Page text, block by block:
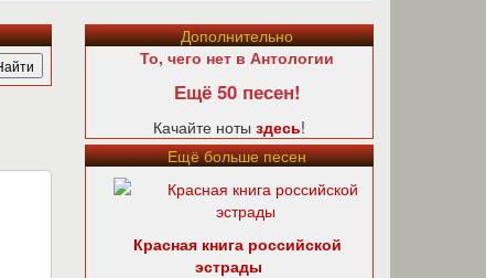
Дополнительно
То, чего нет в Антологии
Ещё 50 песен!
Качайте ноты здесь!
Ещё больше песен
Красная книга российской
эстрады